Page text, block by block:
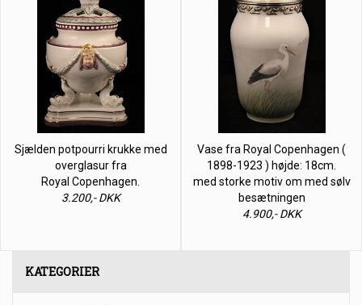
Sjælden potpourri krukke med
overglasur fra
Royal Copenhagen.
3.200,- DKK
Vase fra Royal Copenhagen (
1898-1923 ) højde: 18cm.
med storke motiv om med sølv
besætningen
4.900,- DKK
KATEGORIER